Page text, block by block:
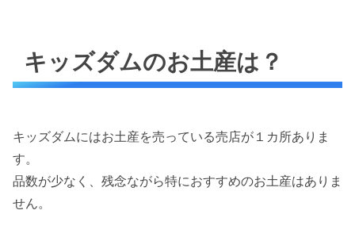
キッズダムのお土産は？
キッズダムにはお土産を売っている売店が１カ所ありま
す。
品数が少なく、残念ながら特におすすめのお土産はありま
せん。